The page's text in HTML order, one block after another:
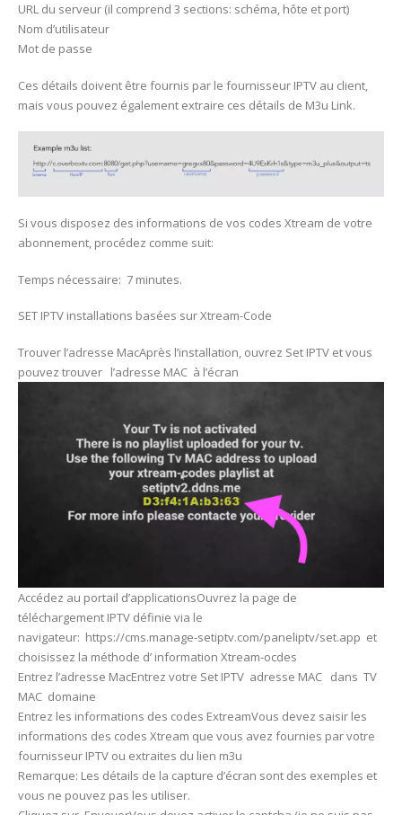
URL du serveur (il comprend 3 sections: schéma, hôte et port)
Nom d’utilisateur
Mot de passe
Ces détails doivent être fournis par le fournisseur IPTV au client,
mais vous pouvez également extraire ces détails de M3u Link.
Si vous disposez des informations de vos codes Xtream de votre
abonnement, procédez comme suit:
Temps nécessaire: 7 minutes.
SET IPTV installations basées sur Xtream-Code
Trouver l’adresse MacAprès l’installation, ouvrez Set IPTV et vous
pouvez trouver l’adresse MAC à l’écran
Accédez au portail d’applicationsOuvrez la page de
téléchargement IPTV définie via le
navigateur: https://cms.manage-setiptv.com/paneliptv/set.app et
choisissez la méthode d’ information Xtream-ocdes
Entrez l’adresse MacEntrez votre Set IPTV adresse MAC dans TV
MAC domaine
Entrez les informations des codes ExtreamVous devez saisir les
informations des codes Xtream que vous avez fournies par votre
fournisseur IPTV ou extraites du lien m3u
Remarque: Les détails de la capture d’écran sont des exemples et
vous ne pouvez pas les utiliser.